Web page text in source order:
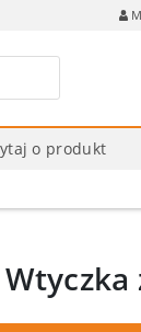
o produkt